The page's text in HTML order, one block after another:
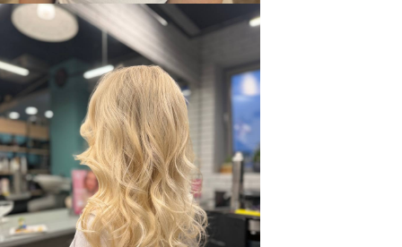
нонна михаилидис